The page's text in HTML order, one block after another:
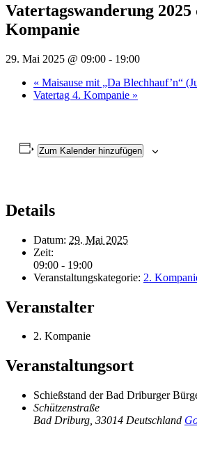
Vatertagswanderung 2025
Kompanie
29. Mai 2025 @ 09:00 - 19:00
« Maisause mit „Da Blechhauf’n“
Vatertag 4. Kompanie »
Zum Kalender hinzufügen
Details
Datum: 29. Mai 2025
Zeit:
09:00 - 19:00
Veranstaltungskategorie: 2.
Veranstalter
2. Kompanie
Veranstaltungsort
Schießstand der Bad Driburger
Schützenstraße
Bad Driburg 33014 Deutschland